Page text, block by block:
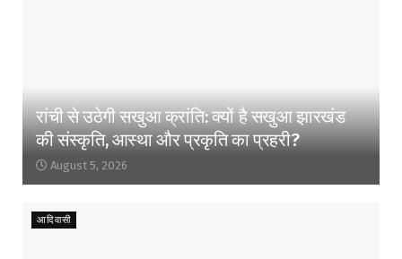
रांची से उठेगी सखुआ क्रांति: क्यों है सखुआ झारखंड
की संस्कृति, आस्था और प्रकृति का प्रहरी?
August 5, 2026
आदिवासी